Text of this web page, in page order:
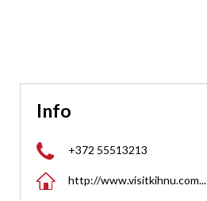
Info
 +372 55513213
 http://www.visitkihnu.com...